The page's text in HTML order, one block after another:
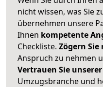
nicht wissen, was Sie
übernehmen unsere
Ihnen kompetente
Checkliste. Zögern
Anspruch zu nehmen
Vertrauen Sie
Umzugsbranche und